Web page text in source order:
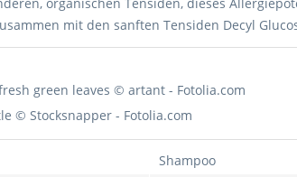
organischen Tensiden, dieses
mit den sanften Tensiden Decyl
green leaves © artant - Fotolia.com
© Stocksnapper - Fotolia.com
Shampoo